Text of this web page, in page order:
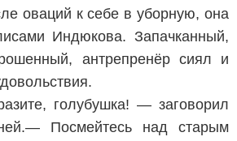
оваций к себе в уборную, она
Индюкова. Запачканный,
антрепренёр сиял и
голубушка! — заговорил
Посмейтесь над старым